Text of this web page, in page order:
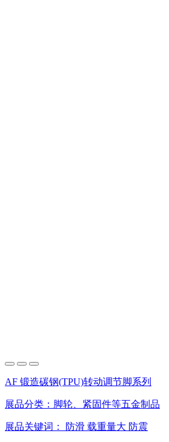
AF 锻造碳钢(TPU)转动调节脚系列
展品分类： 脚轮、紧固件等五金制品
展品关键词： 防滑 载重量大 防震